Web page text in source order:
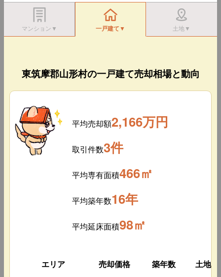
マンション▼ 一戸建て▼ 土地▼
東筑摩郡山形村の一戸建て売却相場と動向
平均売却額2,166万円
取引件数3件
平均専有面積466㎡
平均築年数16年
平均延床面積98㎡
エリア 売却価格 築年数 土地面